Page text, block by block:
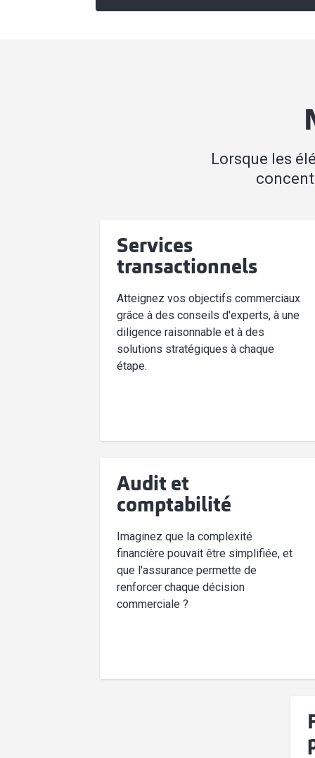
Lorsque les
Services
transactionnels
Atteignez vos objectifs commerciaux
grâce à des conseils d'experts, à une
diligence raisonnable et à des
solutions stratégiques à chaque
étape.
Audit et
comptabilité
Imaginez que la complexité
financière pouvait être simplifiée, et
que l'assurance permette de
renforcer chaque décision
commerciale ?